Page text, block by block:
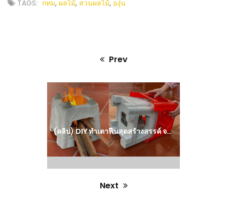
TAGS: กทม, ผลไม้, สวนผลไม้, องุ่น
Prev
post:
(คลิป) DIY ทำเตาฟืนสุดสร้างสรรค์ จากเก้าอี้พลาสติก – ไอเดียทำเอง จากปูนซีเมนต์ : วีดีโอ เกษตร
Next